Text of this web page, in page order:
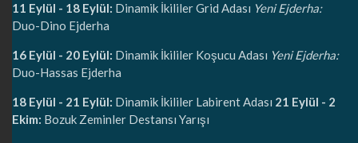
11 Eylül - 18 Eylül: Dinamik İkililer Grid Adası Yeni Ejderha:
Duo-Dino Ejderha
16 Eylül - 20 Eylül: Dinamik İkililer Koşucu Adası Yeni Ejderha:
Duo-Hassas Ejderha
18 Eylül - 21 Eylül: Dinamik İkililer Labirent Adası 21 Eylül - 2
Ekim: Bozuk Zeminler Destansı Yarışı